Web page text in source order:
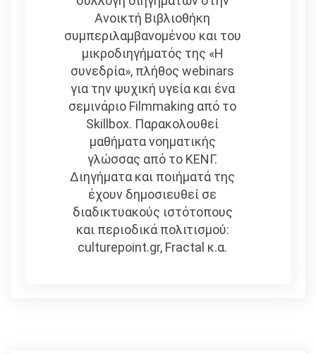
Ανοικτή Βιβλιοθήκη
συμπεριλαμβανομένου και του
μικροδιηγήματός της «Η
συνεδρία», πλήθος webinars
για την ψυχική υγεία και ένα
σεμινάριο Filmmaking από το
Skillbox. Παρακολουθεί
μαθήματα νοηματικής
γλώσσας από το ΚΕΝΓ.
Διηγήματα και ποιήματά της
έχουν δημοσιευθεί σε
διαδικτυακούς ιστότοπους
και περιοδικά πολιτισμού:
culturepoint.gr, Fractal κ.α.